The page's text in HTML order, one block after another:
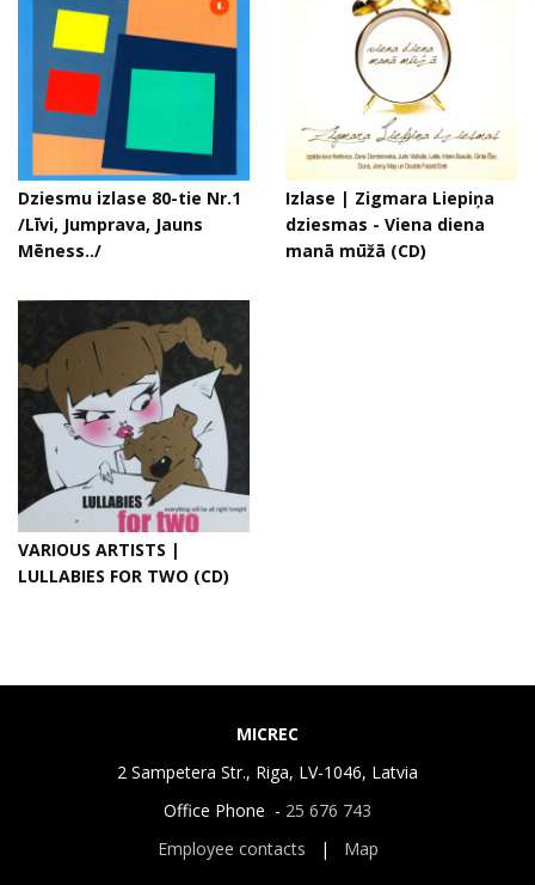
Dziesmu izlase 80-tie Nr.1
/Līvi, Jumprava, Jauns
Mēness../
Izlase | Zigmara Liepiņa
dziesmas - Viena diena
manā mūžā (CD)
VARIOUS ARTISTS |
LULLABIES FOR TWO (CD)
MICREC
2 Sampetera Str., Riga, LV-1046, Latvia
Office Phone - 25 676 743
Employee contacts | Map